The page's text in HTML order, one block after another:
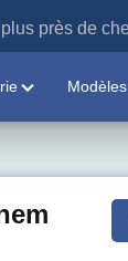
près de
Modèles